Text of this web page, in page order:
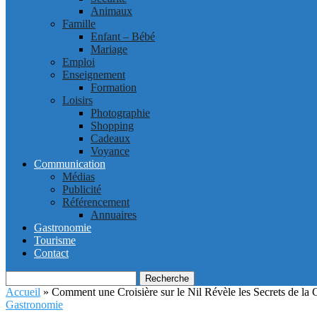
Animaux
Famille
Enfant – Bébé
Mariage
Emploi
Enseignement
Formation
Loisirs
Photographie
Shopping
Cadeaux
Voyance
Communication
Médias
Publicité
Référencement
Annuaires
Gastronomie
Tourisme
Contact
Recherche
Accueil » Comment une Croisière sur le Nil Révèle les Secrets de la
Gastronomie